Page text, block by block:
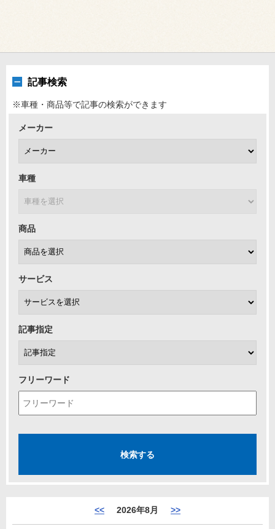
記事検索
※車種・商品等で記事の検索ができます
メーカー
車種
商品
サービス
記事指定
フリーワード
<< 2026年8月 >>